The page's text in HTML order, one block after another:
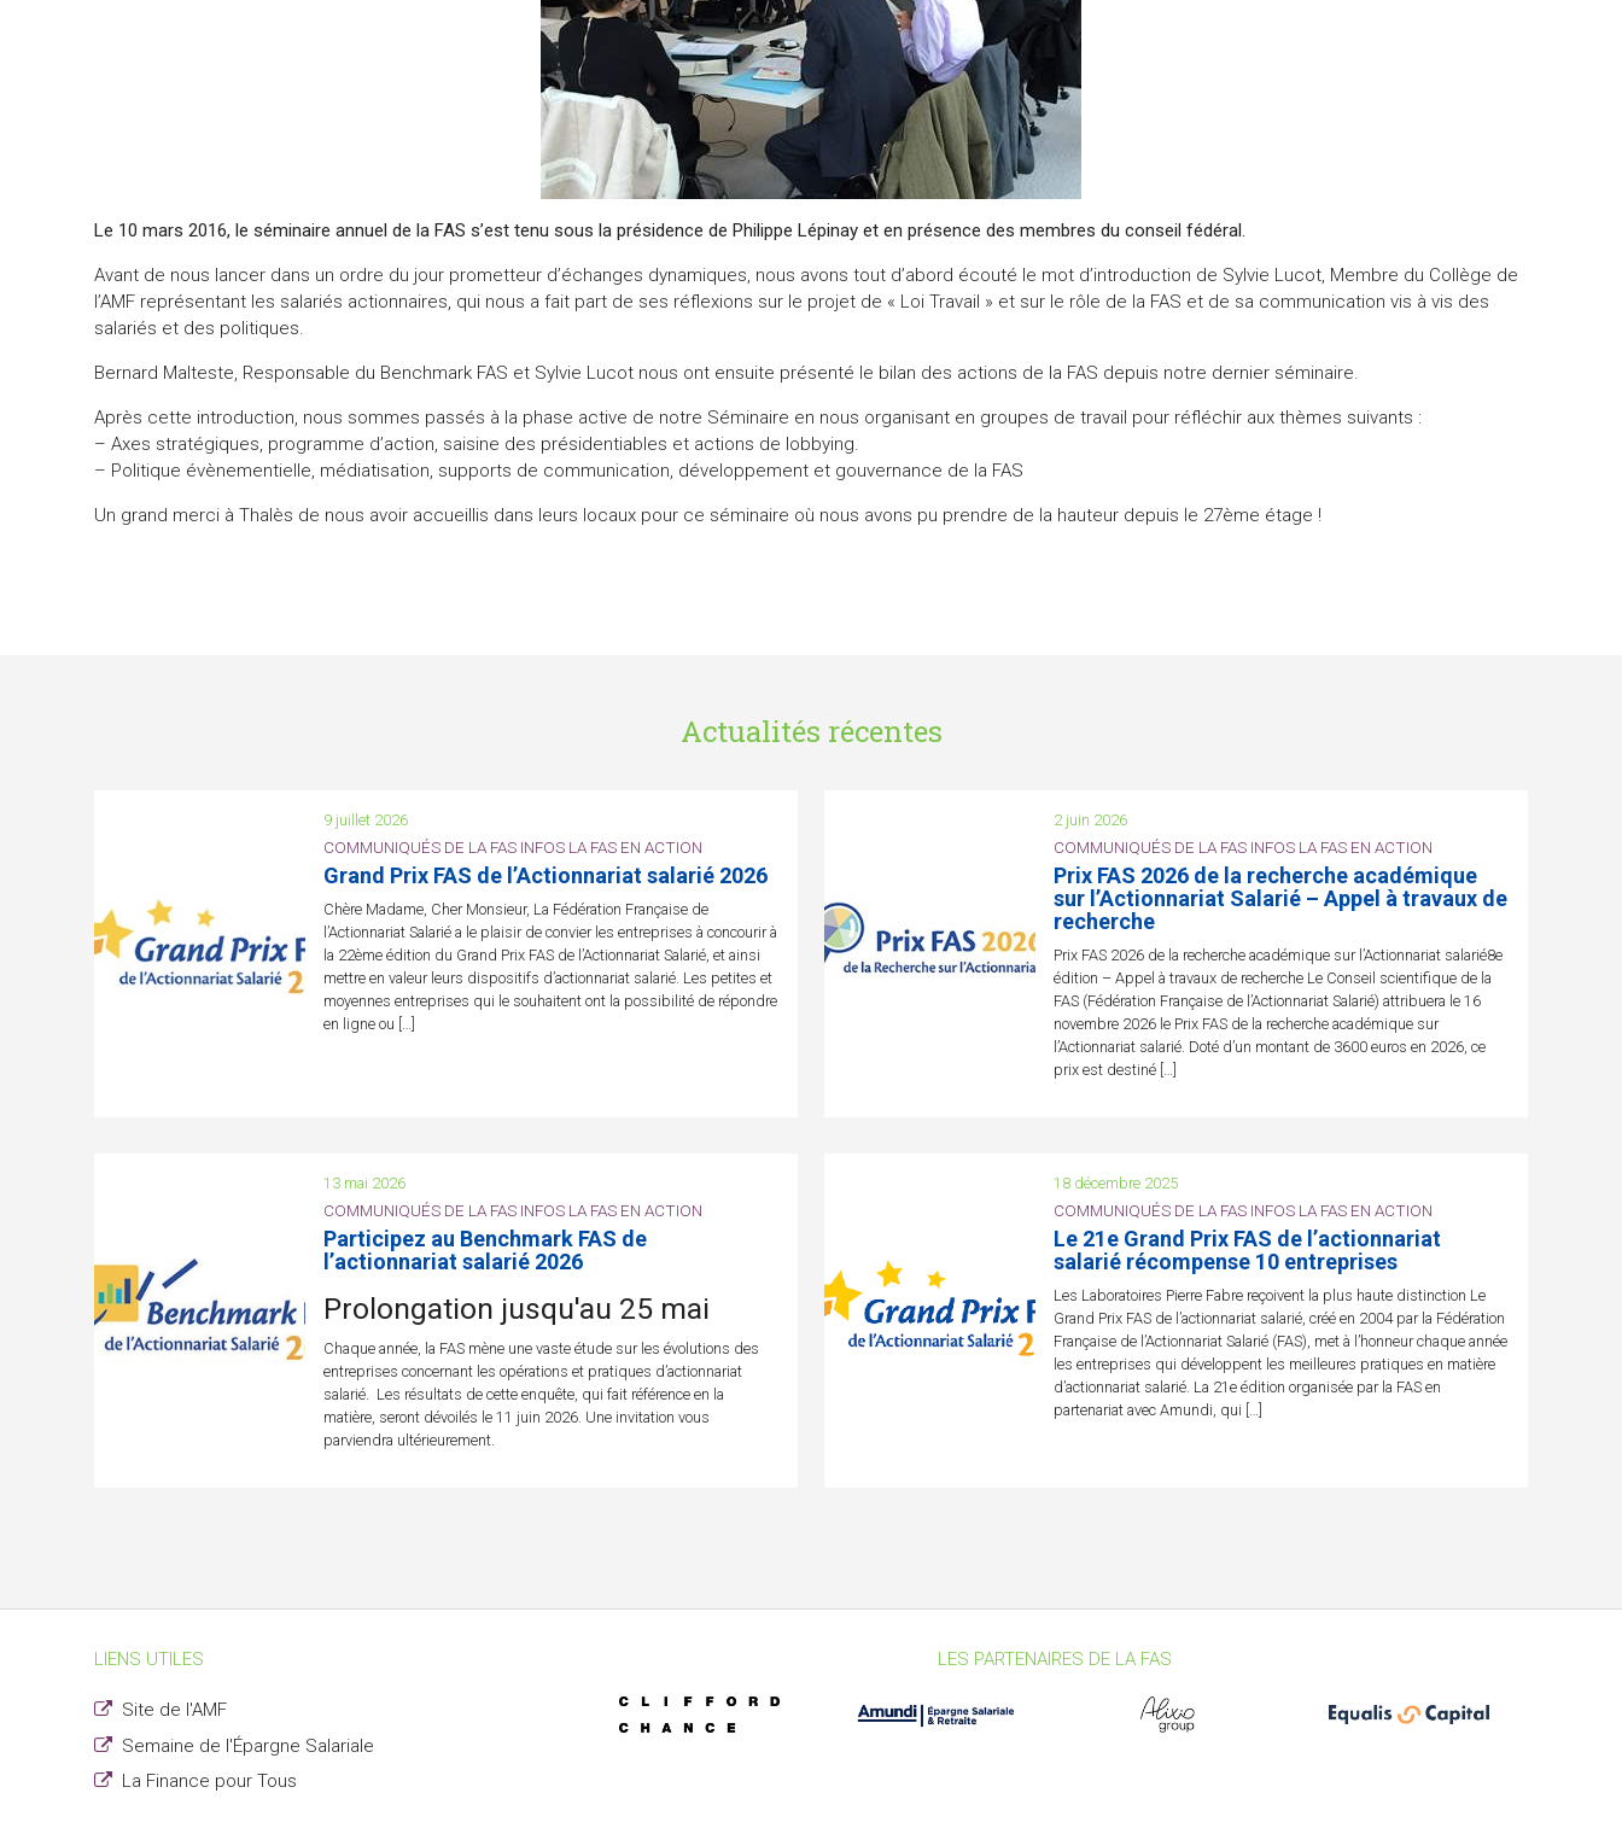
Le 10 mars 2016, le séminaire annuel de la FAS s’est tenu sous la présidence de Philippe Lépinay et en présence des membres du conseil fédéral.
Avant de nous lancer dans un ordre du jour prometteur d’échanges dynamiques, nous avons tout d’abord écouté le mot d’introduction de Sylvie Lucot, Membre du Collège de
l’AMF représentant les salariés actionnaires, qui nous a fait part de ses réflexions sur le projet de « Loi Travail » et sur le rôle de la FAS et de sa communication vis à vis des
salariés et des politiques.
Bernard Malteste, Responsable du Benchmark FAS et Sylvie Lucot nous ont ensuite présenté le bilan des actions de la FAS depuis notre dernier séminaire.
Après cette introduction, nous sommes passés à la phase active de notre Séminaire en nous organisant en groupes de travail pour réfléchir aux thèmes suivants :
– Axes stratégiques, programme d’action, saisine des présidentiables et actions de lobbying.
– Politique évènementielle, médiatisation, supports de communication, développement et gouvernance de la FAS
Un grand merci à Thalès de nous avoir accueillis dans leurs locaux pour ce séminaire où nous avons pu prendre de la hauteur depuis le 27ème étage !
Actualités récentes
9 juillet 2026
COMMUNIQUÉS DE LA FAS INFOS LA FAS EN ACTION
Grand Prix FAS de l’Actionnariat salarié 2026
Chère Madame, Cher Monsieur, La Fédération Française de
l’Actionnariat Salarié a le plaisir de convier les entreprises à concourir à
la 22ème édition du Grand Prix FAS de l’Actionnariat Salarié, et ainsi
mettre en valeur leurs dispositifs d’actionnariat salarié. Les petites et
moyennes entreprises qui le souhaitent ont la possibilité de répondre
en ligne ou […]
2 juin 2026
COMMUNIQUÉS DE LA FAS INFOS LA FAS EN ACTION
Prix FAS 2026 de la recherche académique
sur l’Actionnariat Salarié – Appel à travaux de
recherche
Prix FAS 2026 de la recherche académique sur l’Actionnariat salarié8e
édition – Appel à travaux de recherche Le Conseil scientifique de la
FAS (Fédération Française de l’Actionnariat Salarié) attribuera le 16
novembre 2026 le Prix FAS de la recherche académique sur
l’Actionnariat salarié. Doté d’un montant de 3600 euros en 2026, ce
prix est destiné […]
13 mai 2026
COMMUNIQUÉS DE LA FAS INFOS LA FAS EN ACTION
Participez au Benchmark FAS de
l’actionnariat salarié 2026
Prolongation jusqu'au 25 mai
Chaque année, la FAS mène une vaste étude sur les évolutions des
entreprises concernant les opérations et pratiques d’actionnariat
salarié. Les résultats de cette enquête, qui fait référence en la
matière, seront dévoilés le 11 juin 2026. Une invitation vous
parviendra ultérieurement.
18 décembre 2025
COMMUNIQUÉS DE LA FAS INFOS LA FAS EN ACTION
Le 21e Grand Prix FAS de l’actionnariat
salarié récompense 10 entreprises
Les Laboratoires Pierre Fabre reçoivent la plus haute distinction Le
Grand Prix FAS de l’actionnariat salarié, créé en 2004 par la Fédération
Française de l’Actionnariat Salarié (FAS), met à l’honneur chaque année
les entreprises qui développent les meilleures pratiques en matière
d’actionnariat salarié. La 21e édition organisée par la FAS en
partenariat avec Amundi, qui […]
LIENS UTILES
Site de l'AMF
Semaine de l'Épargne Salariale
La Finance pour Tous
LES PARTENAIRES DE LA FAS